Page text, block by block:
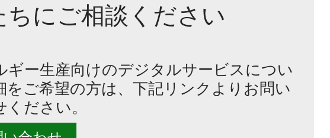
ちにご相談ください
ギー生産向けのデジタルサービスについ
をご希望の方は、下記リンクよりお問い
ください。